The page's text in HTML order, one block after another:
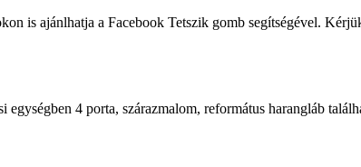
is ajánlhatja a Facebook Tetszik gomb segítségével.
4 porta, szárazmalom, református harangláb